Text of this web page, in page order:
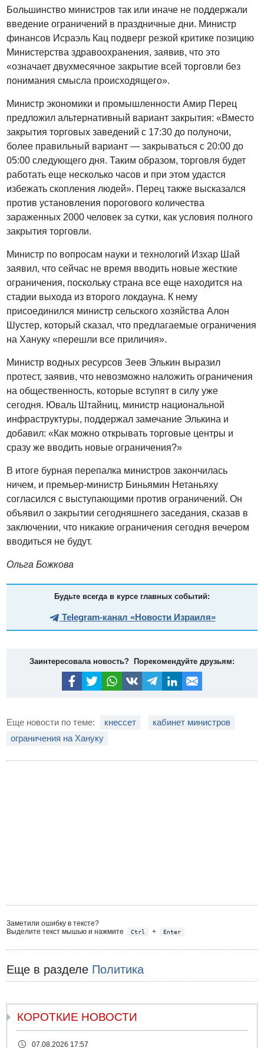
Большинство министров так или иначе не поддержали
введение ограничений в праздничные дни. Министр
финансов Исраэль Кац подверг резкой критике позицию
Министерства здравоохранения, заявив, что это
«означает двухмесячное закрытие всей торговли без
понимания смысла происходящего».
Министр экономики и промышленности Амир Перец
предложил альтернативный вариант закрытия: «Вместо
закрытия торговых заведений с 17:30 до полуночи,
более правильный вариант — закрываться с 20:00 до
05:00 следующего дня. Таким образом, торговля будет
работать еще несколько часов и при этом удастся
избежать скопления людей». Перец также высказался
против установления порогового количества
зараженных 2000 человек за сутки, как условия полного
закрытия торговли.
Министр по вопросам науки и технологий Изхар Шай
заявил, что сейчас не время вводить новые жесткие
ограничения, поскольку страна все еще находится на
стадии выхода из второго локдауна. К нему
присоединился министр сельского хозяйства Алон
Шустер, который сказал, что предлагаемые ограничения
на Хануку «перешли все приличия».
Министр водных ресурсов Зеев Элькин выразил
протест, заявив, что невозможно наложить ограничения
на общественность, которые вступят в силу уже
сегодня. Юваль Штайниц, министр национальной
инфраструктуры, поддержал замечание Элькина и
добавил: «Как можно открывать торговые центры и
сразу же вводить новые ограничения?»
В итоге бурная перепалка министров закончилась
ничем, и премьер-министр Биньямин Нетаньяху
согласился с выступающими против ограничений. Он
объявил о закрытии сегодняшнего заседания, сказав в
заключении, что никакие ограничения сегодня вечером
вводиться не будут.
Ольга Божкова
Будьте всегда в курсе главных событий:
Telegram-канал «Новости Израиля»
Заинтересовала новость? Порекомендуйте друзьям:
Еще новости по теме: кнессет
кабинет министров
ограничения на Хануку
Заметили ошибку в тексте?
Выделите текст мышью и нажмите
Ctrl + Enter
Еще в разделе Политика
КОРОТКИЕ НОВОСТИ
07.08.2026 17:57